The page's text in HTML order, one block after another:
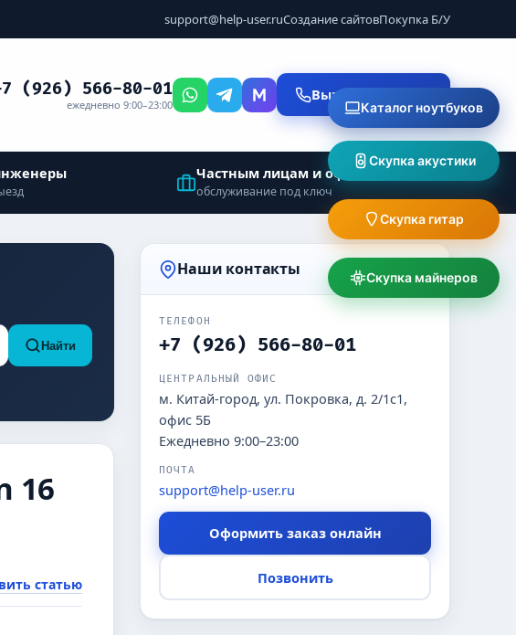
support@help-user.ruСоздание сайтовПокупка Б/У
(926) 566-80-01
ежедневно 9:00–23:00
Вызвать мастера
Частным лицам и офисам
обслуживание под ключ
Найти
16
статью
Наши контакты
ТЕЛЕФОН
+7 (926) 566-80-01
ЦЕНТРАЛЬНЫЙ ОФИС
м. Китай-город, ул. Покровка, д. 2/1с1,
офис 5Б
Ежедневно 9:00–23:00
ПОЧТА
support@help-user.ru
Оформить заказ онлайн
Позвонить
Каталог ноутбуков
Скупка акустики
Скупка гитар
Скупка майнеров